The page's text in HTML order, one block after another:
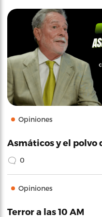
Opiniones
Asmáticos y el polvo
0
Opiniones
Terror a las 10 AM